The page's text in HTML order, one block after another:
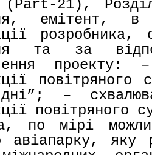
(Part-21),
емітент, в
та за
проекту:
–
повітряного
по мірі
авіапарку, яку